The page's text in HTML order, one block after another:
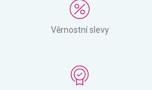
Věrnostní slevy